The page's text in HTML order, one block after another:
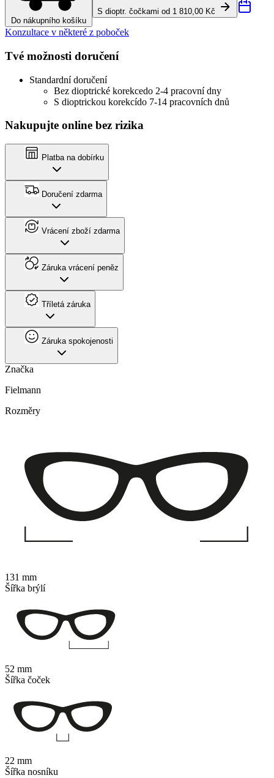
Do nákupního košíku
S dioptr. čočkami od 1 810,00 Kč
Konzultace v některé z poboček
Tvé možnosti doručení
Standardní doručení
Bez dioptrické korekcedo 2-4 pracovní dny
S dioptrickou korekcído 7-14 pracovních dnů
Nakupujte online bez rizika
Platba na dobírku
Doručení zdarma
Vrácení zboží zdarma
Záruka vrácení peněz
Tříletá záruka
Záruka spokojenosti
Značka
Fielmann
Rozměry
131 mm
Šířka brýlí
52 mm
Šířka čoček
22 mm
Šířka nosníku